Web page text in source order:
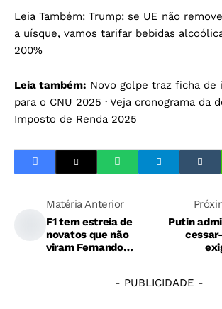
Leia Também: Trump: se UE não
a uísque, vamos tarifar bebidas
200%
Leia também: Novo golpe traz ficha de
para o CNU 2025 · Veja cronograma da
Imposto de Renda 2025
Matéria Anterior
F1 tem estreia de
novatos que não
viram Fernando
Putin
- PUBLICIDADE -